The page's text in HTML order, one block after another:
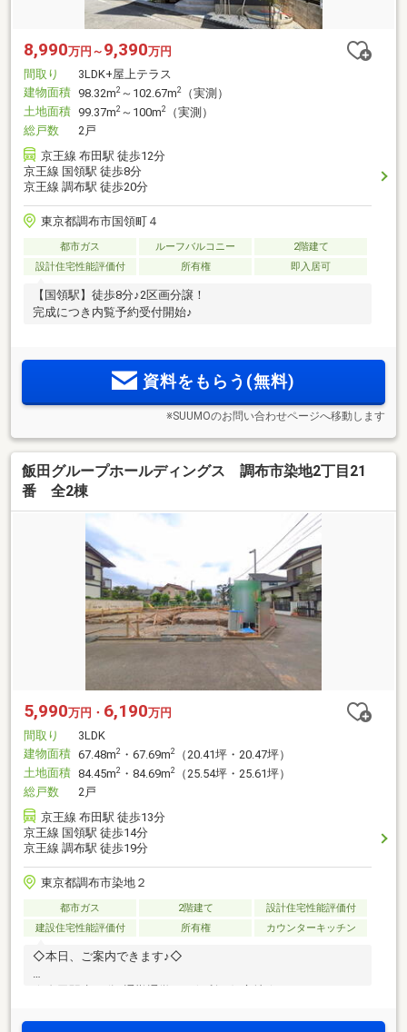
8,990万円～ 9,390万円
間取り
3LDK+屋上テラス
建物面積 98.32m2 ～102.67m2
（実測）
土地面積 99.37m2 ～100m2
（実測）
総戸数
2戸
京王線 布田駅 徒歩12分
京王線 国領駅 徒歩8分
京王線 調布駅 徒歩20分
東京都調布市国領町４
都市ガス ルーフバルコニー
2階建て
設計住宅性能評価付
所有権 即入居可
【国領駅】徒歩8分♪2区画分譲！
完成につき内覧予約受付開始♪
資料をもらう(無料)
※SUUMOのお問い合わせページへ移動します
飯田グループホールディングス 調布市染地2丁目21
番 全2棟
5,990万円・ 6,190万円
間取り
3LDK
建物面積 67.48m2 ・67.69m2
（20.41坪・20.47坪）
土地面積 84.45m2 ・84.69m2
（25.54坪・25.61坪）
総戸数
2戸
京王線 布田駅 徒歩13分
京王線 国領駅 徒歩14分
京王線 調布駅 徒歩19分
東京都調布市染地２
都市ガス 2階建て
設計住宅性能評価付
建設住宅性能評価付
所有権 カウンターキッチン
◇本日、ご案内できます♪◇